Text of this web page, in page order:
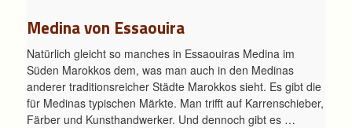
Medina von Essaouira
Natürlich gleicht so manches in Essaouiras Medina im
Süden Marokkos dem, was man auch in den Medinas
anderer traditionsreicher Städte Marokkos sieht. Es gibt die
für Medinas typischen Märkte. Man trifft auf Karrenschieber,
Färber und Kunsthandwerker. Und dennoch gibt es …